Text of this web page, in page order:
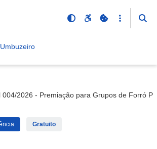
004/2026 - Premiação para Grupos de Forró
Gratuito